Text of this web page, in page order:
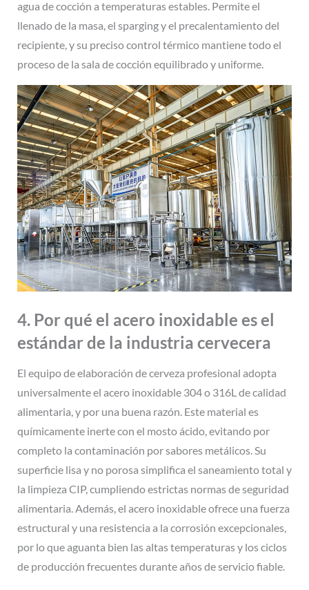
agua de cocción a temperaturas estables. Permite el
llenado de la masa, el sparging y el precalentamiento del
recipiente, y su preciso control térmico mantiene todo el
proceso de la sala de cocción equilibrado y uniforme.
4. Por qué el acero inoxidable es el
estándar de la industria cervecera
El equipo de elaboración de cerveza profesional adopta
universalmente el acero inoxidable 304 o 316L de calidad
alimentaria, y por una buena razón. Este material es
químicamente inerte con el mosto ácido, evitando por
completo la contaminación por sabores metálicos. Su
superficie lisa y no porosa simplifica el saneamiento total y
la limpieza CIP, cumpliendo estrictas normas de seguridad
alimentaria. Además, el acero inoxidable ofrece una fuerza
estructural y una resistencia a la corrosión excepcionales,
por lo que aguanta bien las altas temperaturas y los ciclos
de producción frecuentes durante años de servicio fiable.